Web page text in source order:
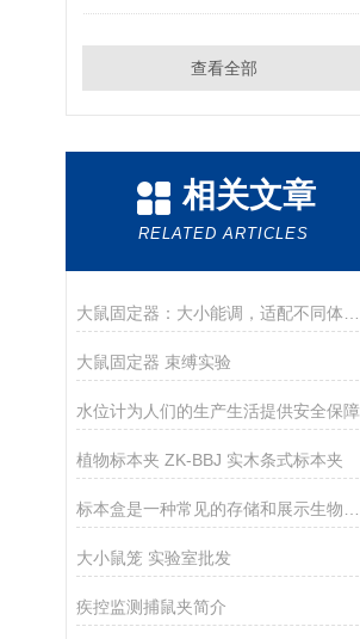
查看全部
相关文章
RELATED ARTICLES
大鼠固定器 束缚实验
水位计为人们的生产生活提供安全保障
植物标本夹 ZK-BBJ 实木条式标本夹
大小鼠笼 实验室批发
疾控监测捕鼠夹简介